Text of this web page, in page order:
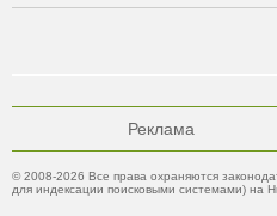
Реклама
© 2008-2026 Все права охраняются
для индексации поисковыми системами) на